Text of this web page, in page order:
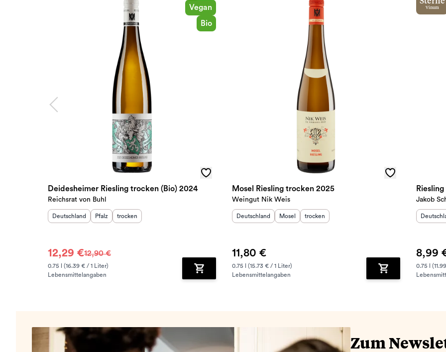
Vegan
Bio
Deidesheimer Riesling trocken (Bio) 2024
Reichsrat von Buhl
Herkunftsland
Deutschland Herkunftsregion
Pfalz Geschmack
trocken
12,29 €12,90 €
0.75 l (16.39 € / 1 Liter)
Lebensmittelangaben
Zum Warenkorb hinzufügen
Mosel Riesling trocken 2025
Weingut Nik Weis
Herkunftsland
Deutschland Herkunftsregion:
Mosel Geschmack
trocken
11,80 €
0.75 l (15.73 € / 1 Liter)
Lebensmittelangaben
Zum Warenkorb
Vinum
Jakob
8,99
0.75 l
Zum